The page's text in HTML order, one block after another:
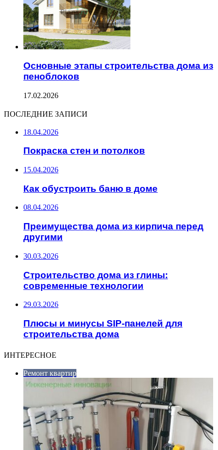
Основные этапы строительства дома из
пеноблоков
17.02.2026
ПОСЛЕДНИЕ ЗАПИСИ
18.04.2026
Покраска стен и потолков
15.04.2026
Как обустроить баню в доме
08.04.2026
Преимущества дома из кирпича перед
другими
30.03.2026
Строительство дома из глины:
современные технологии
29.03.2026
Плюсы и минусы SIP-панелей для
строительства дома
ИНТЕРЕСНОЕ
Ремонт квартир